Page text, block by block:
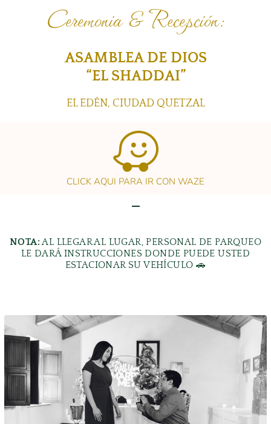
Ceremonia & Recepción:
ASAMBLEA DE DIOS
“EL SHADDAI”
EL EDÉN, CIUDAD QUETZAL
CLICK AQUI PARA IR CON WAZE
NOTA:AL LLEGAR AL LUGAR, PERSONAL DE PARQUEO
LE DARÁ INSTRUCCIONES DONDE PUEDE USTED
ESTACIONAR SU VEHÍCULO 🚗